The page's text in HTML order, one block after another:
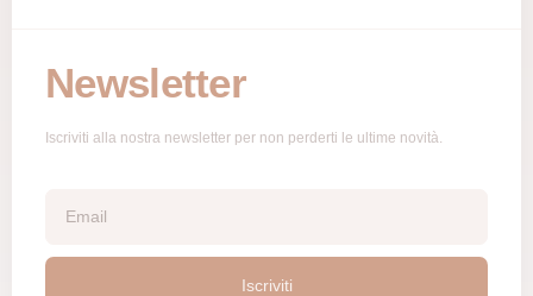
Newsletter
Iscriviti alla nostra newsletter per non perderti le ultime novità.
Iscriviti